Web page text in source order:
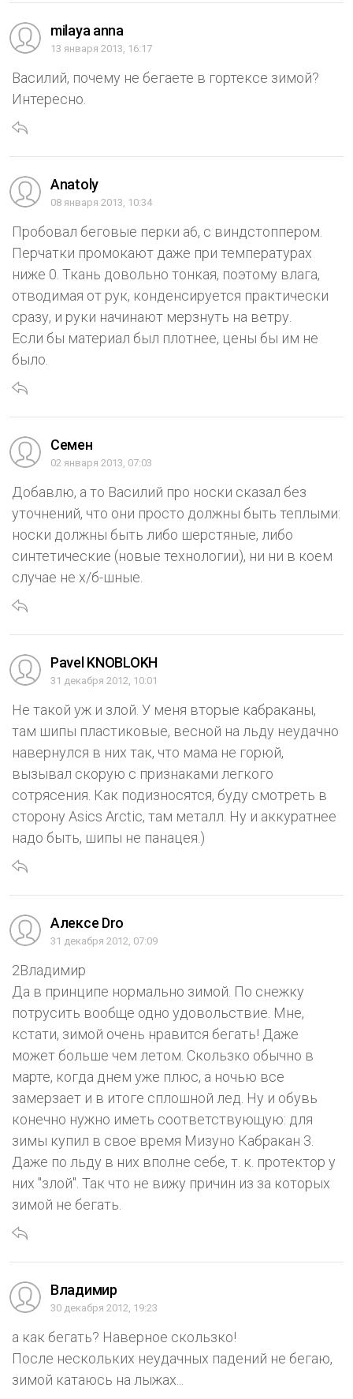
milaya anna
13 января 2013, 16:17
Василий, почему не бегаете в гортексе зимой?
Интересно.
Anatoly
08 января 2013, 10:34
Пробовал беговые перки а6, с виндстоппером.
Перчатки промокают даже при температурах
ниже 0. Ткань довольно тонкая, поэтому влага,
отводимая от рук, конденсируется практически
сразу, и руки начинают мерзнуть на ветру.
Если бы материал был плотнее, цены бы им не
было.
Семен
02 января 2013, 07:03
Добавлю, а то Василий про носки сказал без
уточнений, что они просто должны быть теплыми:
носки должны быть либо шерстяные, либо
синтетические (новые технологии), ни ни в коем
случае не х/б-шные.
Pavel KNOBLOKH
31 декабря 2012, 10:01
Не такой уж и злой. У меня вторые кабраканы,
там шипы пластиковые, весной на льду неудачно
навернулся в них так, что мама не горюй,
вызывал скорую с признаками легкого
сотрясения. Как подизносятся, буду смотреть в
сторону Asics Arctic, там металл. Ну и аккуратнее
надо быть, шипы не панацея.)
Алексе Dro
31 декабря 2012, 07:09
2Владимир
Да в принципе нормально зимой. По снежку
потрусить вообще одно удовольствие. Мне,
кстати, зимой очень нравится бегать! Даже
может больше чем летом. Скользко обычно в
марте, когда днем уже плюс, а ночью все
замерзает и в итоге сплошной лед. Ну и обувь
конечно нужно иметь соответствующую: для
зимы купил в свое время Мизуно Кабракан 3.
Даже по льду в них вполне себе, т. к. протектор у
них "злой". Так что не вижу причин из за которых
зимой не бегать.
Владимир
30 декабря 2012, 19:23
а как бегать? Наверное скользко!
После нескольких неудачных падений не бегаю,
зимой катаюсь на лыжах...